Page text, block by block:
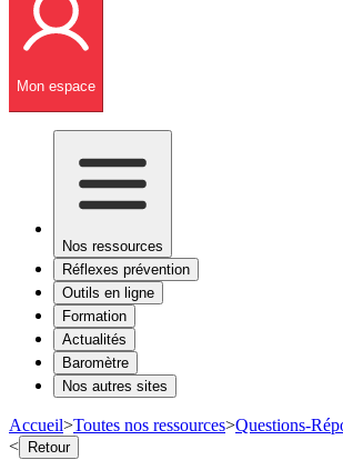
Mon espace
Nos ressources
Réflexes prévention
Outils en ligne
Formation
Actualités
Baromètre
Nos autres sites
Accueil>Toutes nos ressources>Questions-
< Retour